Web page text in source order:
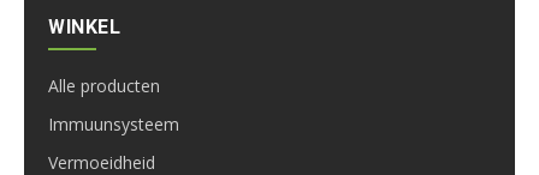
WINKEL
Alle producten
Immuunsysteem
Vermoeidheid